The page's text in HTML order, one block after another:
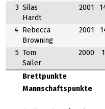
Brettpunkte
Mannschaftspunkte
3 Silas
Hardt
2001
4
Rebecca
Browning
2001
5
Tom
Sailer
2000